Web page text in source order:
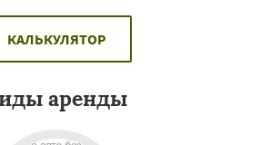
КАЛЬКУЛЯТОР
аренды